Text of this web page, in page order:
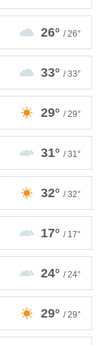
26° / 26°
33° / 33°
29° / 29°
31° / 31°
32° / 32°
17° / 17°
24° / 24°
29° / 29°